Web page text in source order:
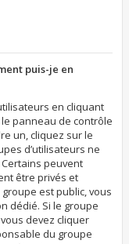
puis-je en
en cliquant
panneau de contrôle
un, cliquez sur le
d’utilisateurs ne
peuvent
être privés et
est public, vous
dédié. Si le groupe
devez cliquer
du groupe